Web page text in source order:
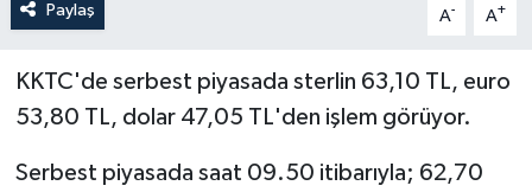
Paylaş A- A+
KKTC'de serbest piyasada sterlin 63,10 TL, euro
53,80 TL, dolar 47,05 TL'den işlem görüyor.
Serbest piyasada saat 09.50 itibarıyla; 62,70